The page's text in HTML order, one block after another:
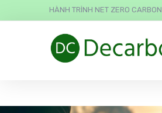
HÀNH TRÌNH NET ZERO CARBON